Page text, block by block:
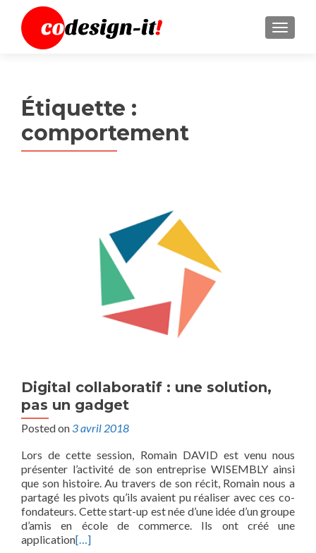
MENU
Étiquette :
comportement
Digital collaboratif : une solution,
pas un gadget
Posted on 3 avril 2018
Lors de cette session, Romain DAVID est venu nous
présenter l’activité de son entreprise WISEMBLY ainsi
que son histoire. Au travers de son récit, Romain nous a
partagé les pivots qu’ils avaient pu réaliser avec ces co-
fondateurs. Cette start-up est née d’une idée d’un groupe
d’amis en école de commerce. Ils ont créé une
application[…]